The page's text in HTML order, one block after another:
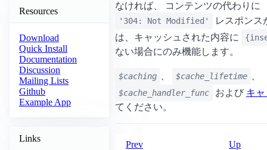
Resources
Download
Quick Install
Documentation
Discussion
Mailing Lists
Github
Example App
Links
なければ、 コンテンツの代わりに
'304: Not Modified'
レスポンス
は、キャッシュされた内容に
ない場合にのみ機能します。
$caching $cache_lifetime
$cache_handler_func および キ
てください。
Prev Up